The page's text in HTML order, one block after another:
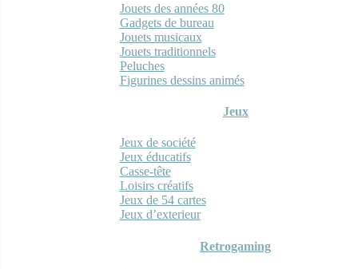
Jouets des années 80
Gadgets de bureau
Jouets musicaux
Jouets traditionnels
Peluches
Figurines dessins animés
Jeux
Jeux de société
Jeux éducatifs
Casse-tête
Loisirs créatifs
Jeux de 54 cartes
Jeux d’exterieur
Retrogaming